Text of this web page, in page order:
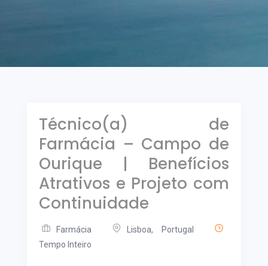
Técnico(a) de
Farmácia – Campo de
Ourique | Benefícios
Atrativos e Projeto com
Continuidade
Farmácia
Lisboa, Portugal
Tempo Inteiro